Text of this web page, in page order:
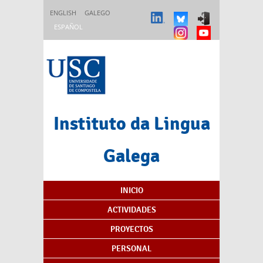
ENGLISH
GALEGO
ESPAÑOL
Instituto da Lingua
Galega
Índice de contenidos
INICIO
ACTIVIDADES
PROYECTOS
PERSONAL